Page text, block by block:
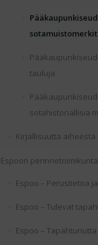
sotamuistomerkit
tauluja
sotahistoriallisia
Kirjallisuutta aiheesta
Espoon perinnetoimikunta
Espoo – Perustietoa
Espoo – Tulevat
Espoo – Tapahtunutta